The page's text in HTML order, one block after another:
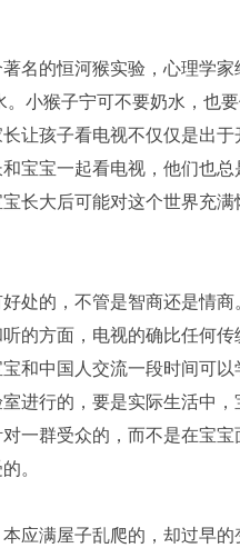
著名的恒河猴实验，心理学
。小猴子宁可不要奶水，
让孩子看电视不仅仅是出
宝宝一起看电视，他们也总
长大后可能对这个世界充
的，不管是智商还是情商
的方面，电视的确比任何
和中国人交流一段时间可
进行的，要是实际生活中
一群受众的，而不是在宝
。
满屋子乱爬的，却过早的